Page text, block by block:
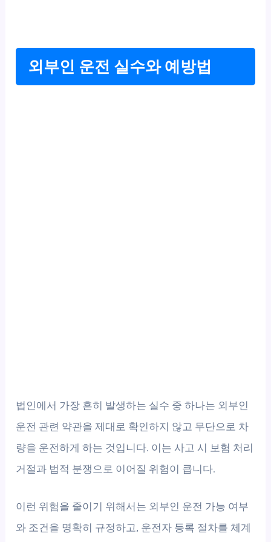
외부인 운전 실수와 예방법
법인에서 가장 흔히 발생하는 실수 중 하나는 외부인
운전 관련 약관을 제대로 확인하지 않고 무단으로 차
량을 운전하게 하는 것입니다. 이는 사고 시 보험 처리
거절과 법적 분쟁으로 이어질 위험이 큽니다.
이런 위험을 줄이기 위해서는 외부인 운전 가능 여부
와 조건을 명확히 규정하고, 운전자 등록 절차를 체계